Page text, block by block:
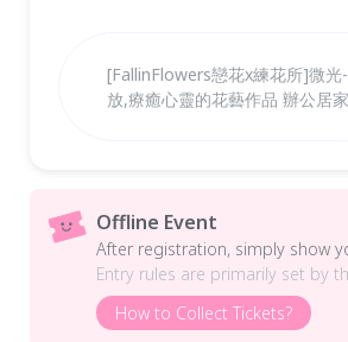
[FallinFlowers戀花x練花所]微
放,療癒心靈的花藝作品 辦公居
Offline Event
After registration, simply show
Entry rules are primarily set by
How to Collect Tickets?